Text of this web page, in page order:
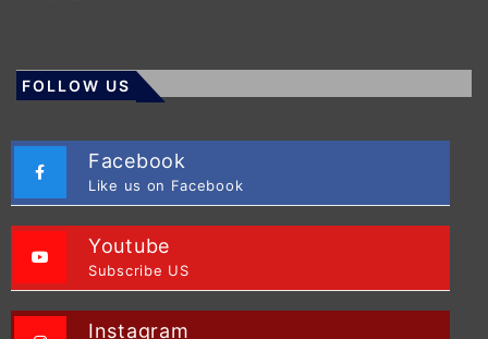
FOLLOW US
Facebook
Like us on Facebook
Youtube
Subscribe US
Instagram